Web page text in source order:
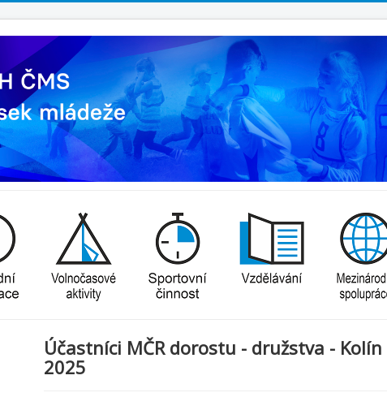
Účastníci MČR dorostu - družstva - Kolín
2025